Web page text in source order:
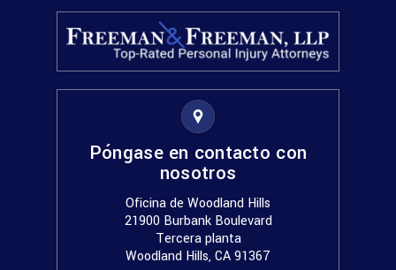
Póngase en contacto con
nosotros
Oficina de Woodland Hills
21900 Burbank Boulevard
Tercera planta
Woodland Hills, CA 91367